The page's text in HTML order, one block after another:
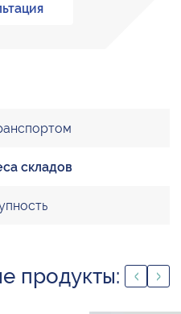
складов
продукты: